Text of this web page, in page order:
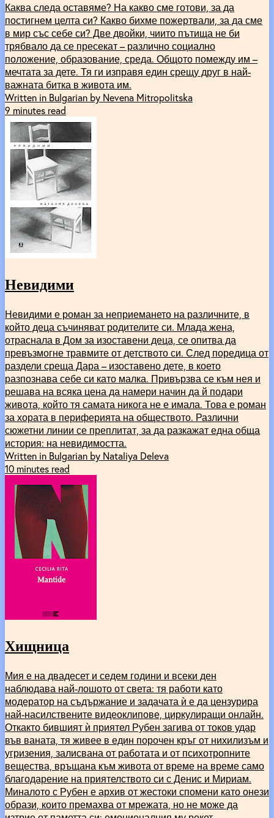
Каква следа оставяме? На какво сме готови, за да
постигнем целта си? Какво бихме пожертвали, за да сме
в мир със себе си? Две двойки, чиито пътища не би
трябвало да се пресекат – различно социално
положение, образование, среда. Общото помежду им –
мечтата за дете. Тя ги изправя един срещу друг в най-
важната битка в живота им.
Written in Bulgarian by Nevena Mitropolitska
9 minutes read
Невидими
Невидими е роман за неприемането на различните, в
който деца съчиняват родителите си. Млада жена,
отраснала в Дом за изоставени деца, се опитва да
превъзмогне травмите от детството си. След поредица от
раздели среща Дара – изоставено дете, в което
разпознава себе си като малка. Привързва се към нея и
решава на всяка цена да намери начин да й подари
живота, който тя самата никога не е имала. Това е роман
за хората в периферията на обществото. Различни
сюжетни линии се преплитат, за да разкажат една обща
история: на невидимостта.
Written in Bulgarian by Nataliya Deleva
10 minutes read
Хищница
Мия е на двадесет и седем години и всеки ден
наблюдава най-лошото от света: тя работи като
модератор на съдържание и задачата ѝ е да цензурира
най-насилствените видеоклипове, циркулиращи онлайн.
Откакто бившият ѝ приятел Рубен загива от токов удар
във ваната, тя живее в един порочен кръг от нихилизъм и
угризения, залисвана от работата и от психотропните
вещества, връщана към живота от време на време само
благодарение на приятелството си с Денис и Мириам.
Миналото с Рубен е архив от жестоки спомени като онези
образи, които премахва от мрежата, но не може да